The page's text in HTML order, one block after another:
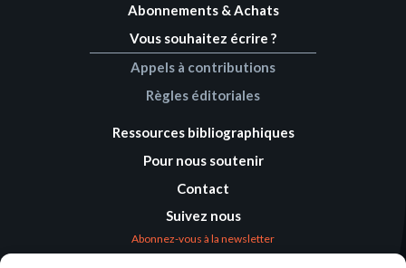
Abonnements & Achats
Vous souhaitez écrire ?
Appels à contributions
Règles éditoriales
Ressources bibliographiques
Pour nous soutenir
Contact
Suivez nous
Abonnez-vous à la newsletter